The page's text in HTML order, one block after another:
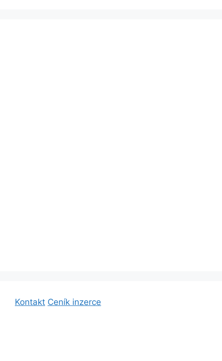
Kontakt Ceník inzerce